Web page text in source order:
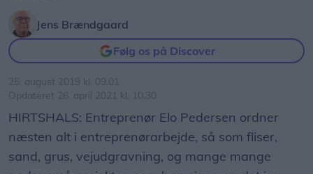
Jens Brændgaard
Følg os på Discover
25. august 2019 kl. 09.01
Opdateret 26. april 2021 kl. 10.30
HIRTSHALS: Entreprenør Elo Pedersen ordner
næsten alt i entreprenørarbejde, så som fliser,
sand, grus, vejudgravning, og mange mange